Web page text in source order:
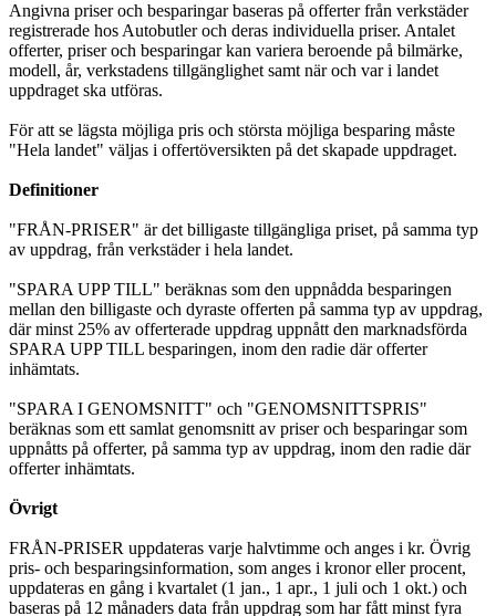
Angivna priser och besparingar baseras på offerter från verkstäder
registrerade hos Autobutler och deras individuella priser. Antalet
offerter, priser och besparingar kan variera beroende på bilmärke,
modell, år, verkstadens tillgänglighet samt när och var i landet
uppdraget ska utföras.
För att se lägsta möjliga pris och största möjliga besparing måste
"Hela landet" väljas i offertöversikten på det skapade uppdraget.
Definitioner
"FRÅN-PRISER" är det billigaste tillgängliga priset, på samma typ
av uppdrag, från verkstäder i hela landet.
"SPARA UPP TILL" beräknas som den uppnådda besparingen
mellan den billigaste och dyraste offerten på samma typ av uppdrag,
där minst 25% av offerterade uppdrag uppnått den marknadsförda
SPARA UPP TILL besparingen, inom den radie där offerter
inhämtats.
"SPARA I GENOMSNITT" och "GENOMSNITTSPRIS"
beräknas som ett samlat genomsnitt av priser och besparingar som
uppnåtts på offerter, på samma typ av uppdrag, inom den radie där
offerter inhämtats.
Övrigt
FRÅN-PRISER uppdateras varje halvtimme och anges i kr. Övrig
pris- och besparingsinformation, som anges i kronor eller procent,
uppdateras en gång i kvartalet (1 jan., 1 apr., 1 juli och 1 okt.) och
baseras på 12 månaders data från uppdrag som har fått minst fyra